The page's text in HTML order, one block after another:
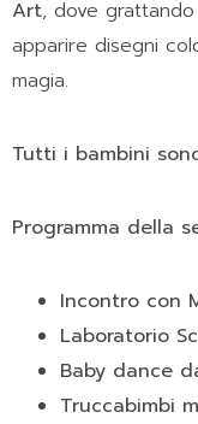
Art, dove
apparire disegni
magia.
Tutti i bambini
Programma della
Incontro con
Laboratorio
Baby dance
Truccabimbi